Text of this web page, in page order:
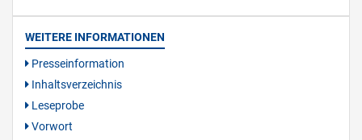
WEITERE INFORMATIONEN
Presseinformation
Inhaltsverzeichnis
Leseprobe
Vorwort